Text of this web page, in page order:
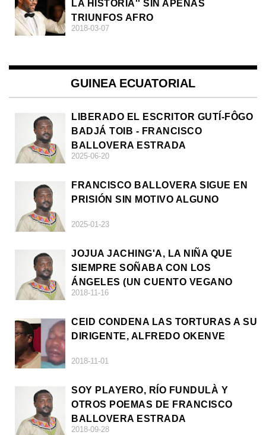
LA HISTORIA'' SIN APENAS
TRIUNFOS AFRO
2018-03-07
GUINEA ECUATORIAL
LIBERADO EL ESCRITOR GUTÍ-FÔGO
BADJÁ TOIB - FRANCISCO
BALLOVERA ESTRADA
2025-06-20
FRANCISCO BALLOVERA SIGUE EN
PRISIÓN SIN MOTIVO ALGUNO
2025-01-23
JOJUA JACHING'A, LA NIÑA QUE
SIEMPRE SOÑABA CON LOS
ÁNGELES (UN CUENTO VEGANO
AFRICANO)
2018-11-16
CEID CONDENA LAS TORTURAS A SU
DIRIGENTE, ALFREDO OKENVE
2018-11-01
SOY PLAYERO, RÍO FUNDULÀ Y
OTROS POEMAS DE FRANCISCO
BALLOVERA ESTRADA
2018-09-28